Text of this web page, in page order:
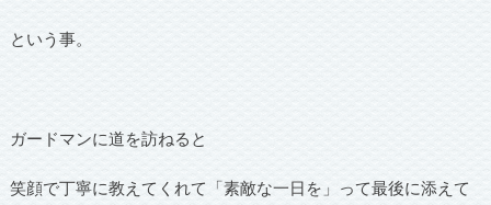
という事。
ガードマンに道を訪ねると
笑顔で丁寧に教えてくれて「素敵な一日を」って最後に添えて